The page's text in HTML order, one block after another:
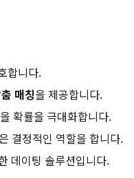
합니다.
매칭을 제공합니다.
확률을 극대화합니다.
결정적인 역할을 합니다.
데이팅 솔루션입니다.